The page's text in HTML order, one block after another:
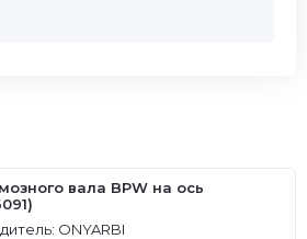
вала BPW на ось
ONYARBI